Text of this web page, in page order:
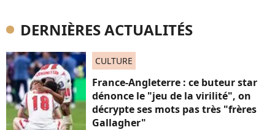
DERNIÈRES ACTUALITÉS
CULTURE
France-Angleterre : ce buteur star
dénonce le "jeu de la virilité", on
décrypte ses mots pas très "frères
Gallagher"